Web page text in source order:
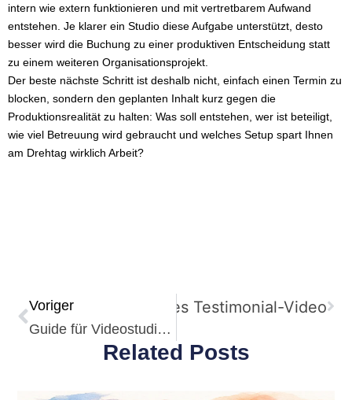
intern wie extern funktionieren und mit vertretbarem Aufwand
entstehen. Je klarer ein Studio diese Aufgabe unterstützt, desto
besser wird die Buchung zu einer produktiven Entscheidung statt
zu einem weiteren Organisationsprojekt.
Der beste nächste Schritt ist deshalb nicht, einfach einen Termin zu
blocken, sondern den geplanten Inhalt kurz gegen die
Produktionsrealität zu halten: Was soll entstehen, wer ist beteiligt,
wie viel Betreuung wird gebraucht und welches Setup spart Ihnen
am Drehtag wirklich Arbeit?
Voriger
Guide für Videostudio-Miete in Köln
für ein erfolgreiches Testimonial-Video
Related Posts